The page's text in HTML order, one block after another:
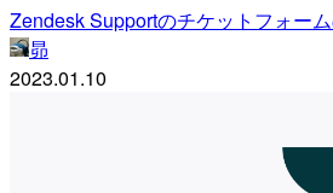
Zendesk Supportのチケットフォー
昴
2023.01.10